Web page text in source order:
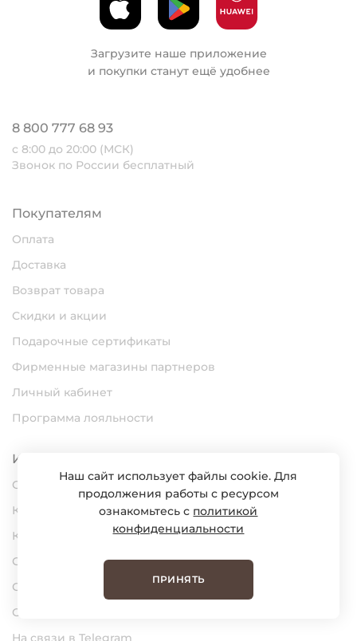
Загрузите наше приложение
и покупки станут ещё удобнее
8 800 777 68 93
с 8:00 до 20:00 (МСК)
Звонок по России бесплатный
Покупателям
Оплата
Доставка
Возврат товара
Скидки и акции
Подарочные сертификаты
Фирменные магазины партнеров
Личный кабинет
Программа лояльности
Информация
О нас
Карьера
Контакты
Статьи
Сертификаты
Обратная связь
На связи в Telegram
Наш сайт использует файлы cookie. Для
продолжения работы с ресурсом
ознакомьтесь с политикой
конфиденциальности
ПРИНЯТЬ